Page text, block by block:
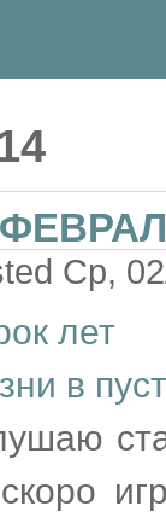
Ср,
лет
в